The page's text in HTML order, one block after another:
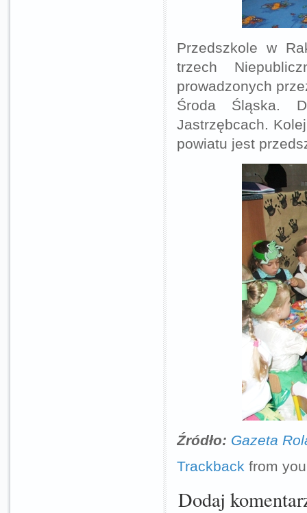
Przedszkole w
trzech
prowadzonych
Środa Śląska.
Jastrzębcach.
powiatu jest
Źródło: Gazeta
Trackback from
Dodaj